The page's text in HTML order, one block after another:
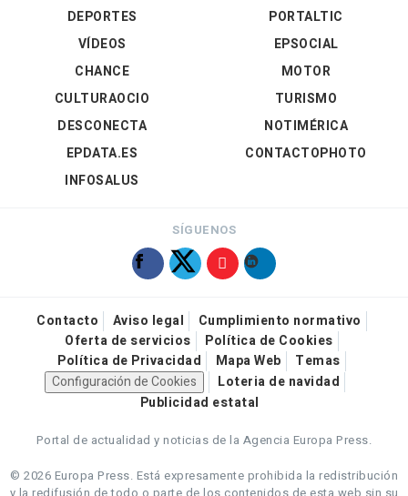
DEPORTES
VÍDEOS
PORTALTIC
EPSOCIAL
CHANCE
CULTURAOCIO
DESCONECTA
EPDATA.ES
INFOSALUS
MOTOR
TURISMO
NOTIMÉRICA
CONTACTOPHOTO
SÍGUENOS
Contacto Aviso legal
Cumplimiento normativo
Oferta de servicios
Política de Cookies
Política de Privacidad
Mapa Web
Temas
Configuración de Cookies
Loteria de navidad
Publicidad estatal
Portal de actualidad y noticias de la Agencia Europa Press.
© 2026 Europa Press. Está expresamente prohibida la redistribución